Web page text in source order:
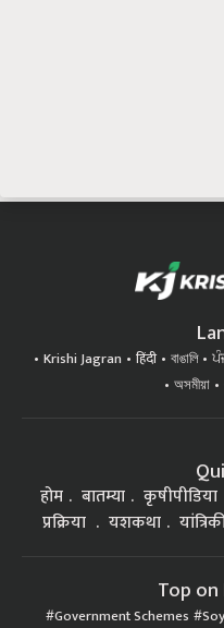
Krishi Jagran हिंदी বাঙালি
অসমীয়া
होम बातम्या कृषीपीडिया
प्रक्रिया
यशकथा
Top on
Government Schemes